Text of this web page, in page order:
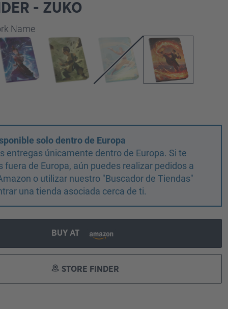
- ZUKO
Name
solo dentro de Europa
entregas únicamente dentro de Europa. Si te
fuera de Europa, aún puedes realizar pedidos a
o utilizar nuestro "Buscador de Tiendas"
una tienda asociada cerca de ti.
BUY AT
STORE FINDER